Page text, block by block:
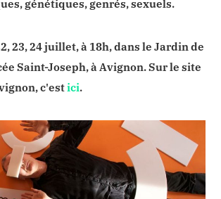
génétiques, genrés, sexuels.
23, 24 juillet, à 18h, dans le Jardin de
Saint-Joseph, à Avignon. Sur le site
c'estici.